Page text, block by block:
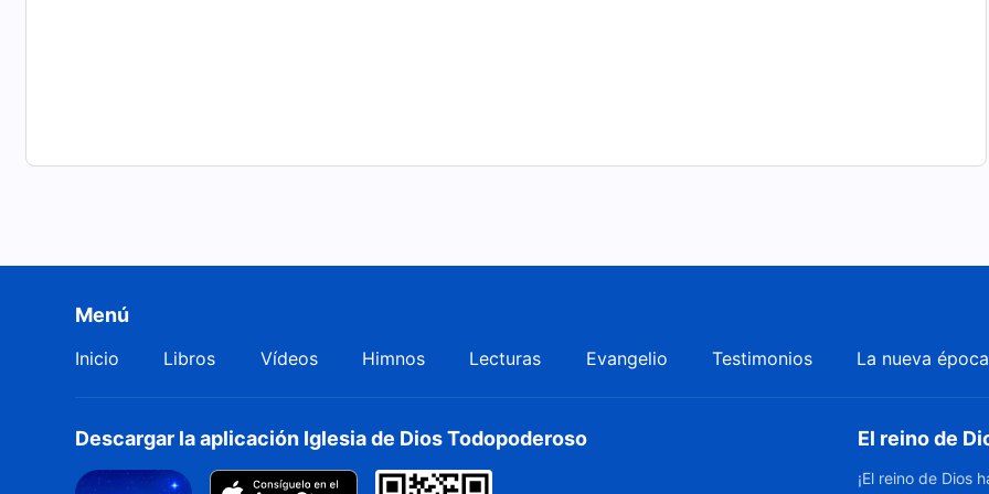
Menú
Inicio Libros Vídeos Himnos Lecturas Evangelio Testimonios La nueva época
Descargar la aplicación Iglesia de Dios Todopoderoso El reino de
¡El reino de Dios